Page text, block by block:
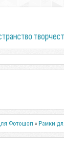
Фотошоп »Рамки